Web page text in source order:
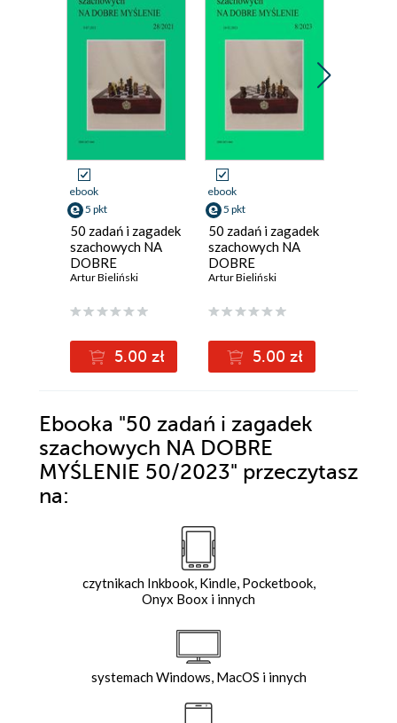
ebook
5 pkt
50 zadań i zagadek
szachowych NA
DOBRE
MYŚLENIE
Artur Bieliński
5.00 zł
ebook
5 pkt
50 zadań i zagadek
szachowych NA
DOBRE
MYŚLENIE
Artur Bieliński
5.00 zł
Ebooka "50 zadań i zagadek
szachowych NA DOBRE
MYŚLENIE 50/2023" przeczytasz
na:
czytnikach Inkbook, Kindle, Pocketbook,
Onyx Boox i innych
systemach Windows, MacOS i innych